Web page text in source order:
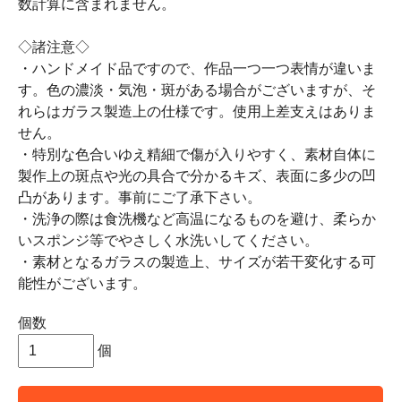
数計算に含まれません。
◇諸注意◇
・ハンドメイド品ですので、作品一つ一つ表情が違いま
す。色の濃淡・気泡・斑がある場合がございますが、そ
れらはガラス製造上の仕様です。使用上差支えはありま
せん。
・特別な色合いゆえ精細で傷が入りやすく、素材自体に
製作上の斑点や光の具合で分かるキズ、表面に多少の凹
凸があります。事前にご了承下さい。
・洗浄の際は食洗機など高温になるものを避け、柔らか
いスポンジ等でやさしく水洗いしてください。
・素材となるガラスの製造上、サイズが若干変化する可
能性がございます。
個数
個